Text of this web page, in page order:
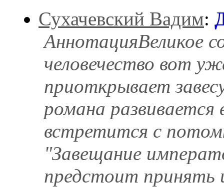
Сухачевский Вадим:
АннотацияВеликое
человечество вот
приоткрывает
романа
встретится с
"Завещание
предстоит принять